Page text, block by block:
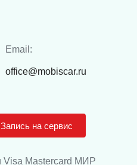
Email:
office@mobiscar.ru
Запись на сервис